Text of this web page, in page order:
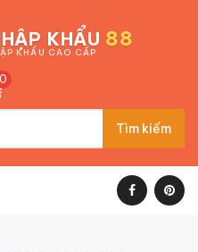
KHẨU 88
KHẨU CAO CẤP
0
Tìm kiếm